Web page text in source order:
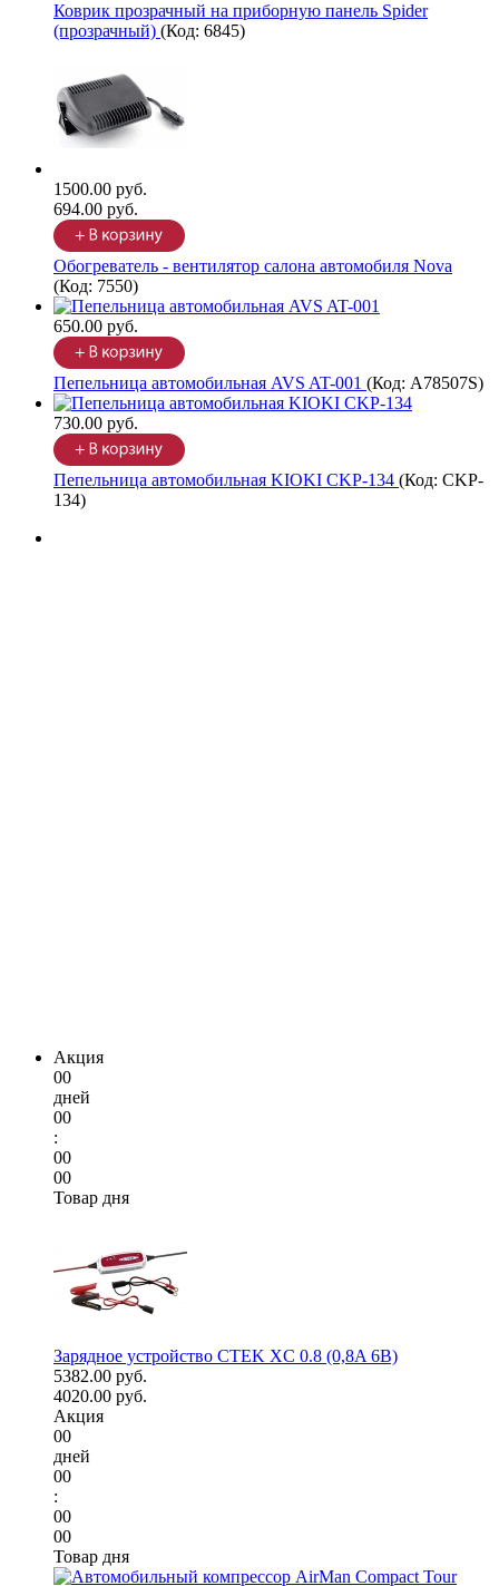
Коврик прозрачный на приборную панель Spider
(прозрачный) (Код: 6845)
1500.00 руб.
694.00 руб.
Обогреватель - вентилятор салона автомобиля Nova
(Код: 7550)
650.00 руб.
Пепельница автомобильная AVS AT-001 (Код: A78507S)
730.00 руб.
Пепельница автомобильная KIOKI CKP-134 (Код: CKP-
134)
Акция
00
дней
00
:
00
00
Товар дня
Зарядное устройство CTEK XC 0.8 (0,8A 6В)
5382.00 руб.
4020.00 руб.
Акция
00
дней
00
:
00
00
Товар дня